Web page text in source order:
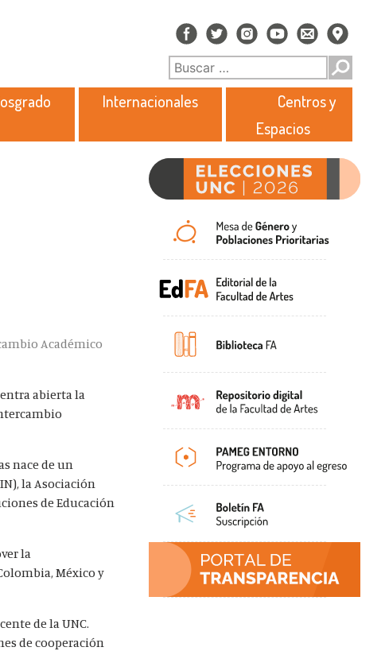
Internacionales
Centros y
Espacios
Académico
abierta la
nace de un
la Asociación
de Educación
la
México y
de la UNC.
de cooperación